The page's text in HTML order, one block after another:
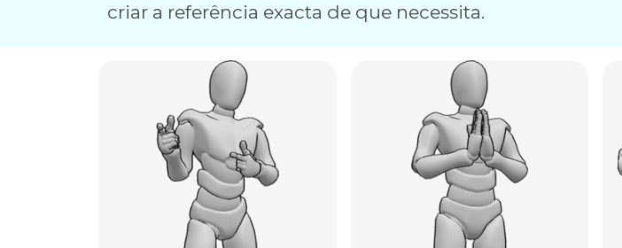
criar a referência exacta de que necessita.